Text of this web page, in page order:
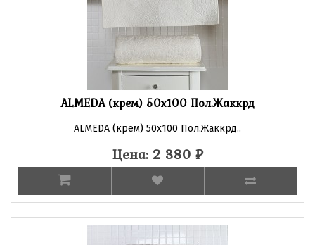
ALMEDA (крем) 50х100 Пол.Жаккрд
ALMEDA (крем) 50х100 Пол.Жаккрд..
Цена: 2 380 ₽